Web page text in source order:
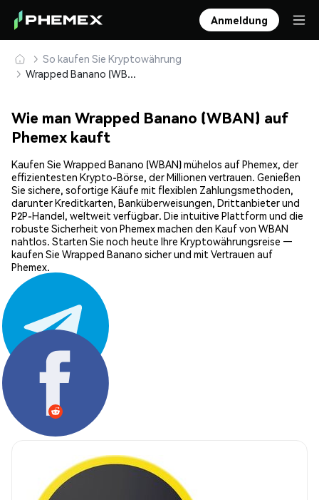
Anmeldung
So kaufen Sie Kryptowährung
Wrapped Banano (WBAN) sicher kaufen und speichern
Wie man Wrapped Banano (WBAN) auf
Phemex kauft
Kaufen Sie Wrapped Banano (WBAN) mühelos auf Phemex, der
effizientesten Krypto-Börse, der Millionen vertrauen. Genießen
Sie sichere, sofortige Käufe mit flexiblen Zahlungsmethoden,
darunter Kreditkarten, Banküberweisungen, Drittanbieter und
P2P-Handel, weltweit verfügbar. Die intuitive Plattform und die
robuste Sicherheit von Phemex machen den Kauf von WBAN
nahtlos. Starten Sie noch heute Ihre Kryptowährungsreise —
kaufen Sie Wrapped Banano sicher und mit Vertrauen auf
Phemex.
Teilen: